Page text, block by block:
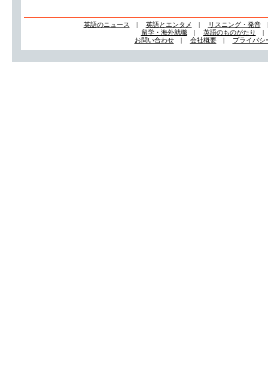
英語のニュース | 英語とエンタメ | リスニング・発音
留学・海外就職| 英語のものがたり
お問い合わせ| 会社概要| プライバシ